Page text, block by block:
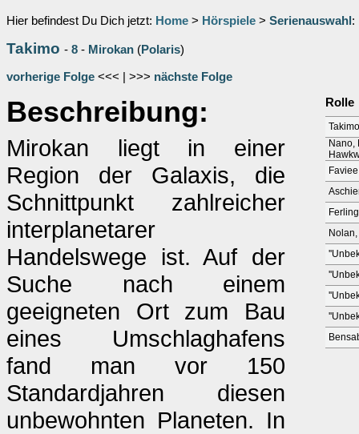
Hier befindest Du Dich jetzt: Home > Hörspiele > Serienauswahl :
Takimo - 8 - Mirokan (Polaris)
vorherige Folge <<< | >>> nächste Folge
Beschreibung:
Mirokan liegt in einer
Region der Galaxis, die
Schnittpunkt zahlreicher
inter­planetarer
Handelswege ist. Auf der
Suche nach einem
geeigneten Ort zum Bau
eines Umschlaghafens
fand man vor 150
Standardjahren diesen
unbewohnten Planeten. In
Rolle
Nano,